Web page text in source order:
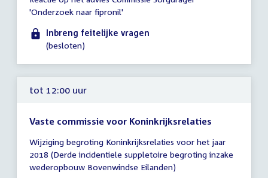
vergadering
tot
12:00
uur
'Onderzoek naar fipronil'
Inbreng feitelijke vragen
(besloten)
tot 12:00 uur
Vaste commissie voor Koninkrijksrelaties
vergadering
tot
12:00
Wijziging begroting Koninkrijksrelaties voor het jaar
2018 (Derde incidentiele suppletoire begroting inzake
wederopbouw Bovenwindse Eilanden)